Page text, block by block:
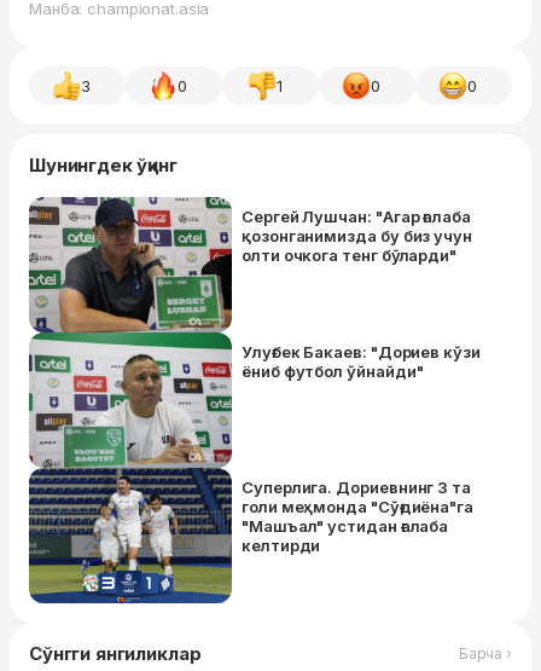
Манба: championat.asia
3 0 1 0 0
Шунингдек ўқинг
Сергей Лушчан: "Агар ғалаба
қозонганимизда бу биз учун
олти очкога тенг бўларди"
Улуғбек Бакаев: "Дориев кўзи
ёниб футбол ўйнайди"
Суперлига. Дориевнинг 3 та
голи меҳмонда "Сўғдиёна"га
"Машъал" устидан ғалаба
келтирди
Сўнгги янгиликлар Барча ›